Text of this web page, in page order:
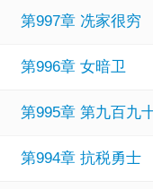
第997章 冼家很穷
第996章 女暗卫
第995章 第九百九
第994章 抗税勇士